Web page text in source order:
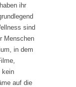
ihr
sind
Menschen
in dem
kein
auf die